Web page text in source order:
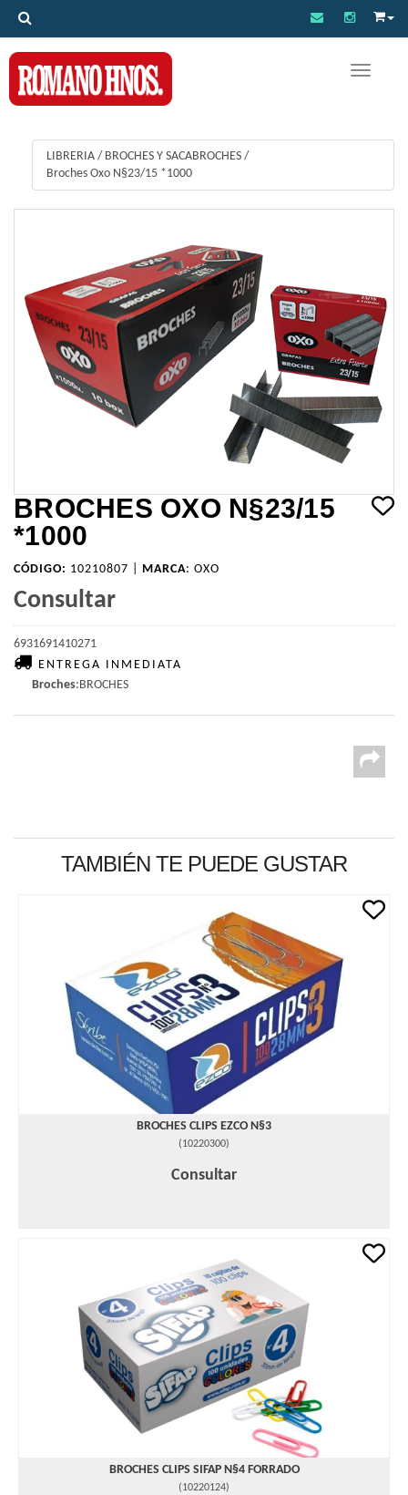
Toggle
LIBRERIA / BROCHES Y SACABROCHES /
Broches Oxo N§23/15 *1000
BROCHES OXO N§23/15
*1000
CÓDIGO: 10210807 | MARCA: OXO
Consultar
6931691410271
ENTREGA INMEDIATA
Broches:BROCHES
TAMBIÉN TE PUEDE GUSTAR
BROCHES CLIPS EZCO N§3
(10220300)
Consultar
BROCHES CLIPS SIFAP N§4 FORRADO
(10220124)